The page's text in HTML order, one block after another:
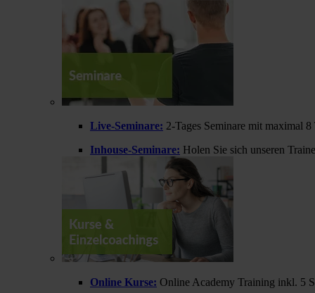
Live-Seminare: 2-Tages Seminare mit maximal
Inhouse-Seminare: Holen Sie sich unseren
Online Kurse: Online Academy Training inkl. 5